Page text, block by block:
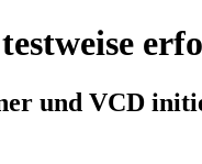
und VCD